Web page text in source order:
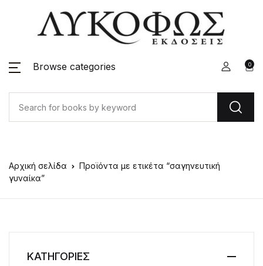
Browse categories 0
Αρχική σελίδα
Προϊόντα με ετικέτα “σαγηνευτική
γυναίκα”
ΚΑΤΗΓΟΡΙΕΣ